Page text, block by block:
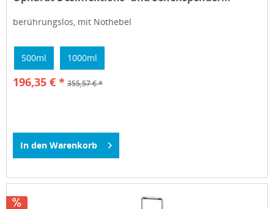
berührungslos, mit Nothebel
500ml 1000ml
196,35 € * 355,57 € *
In den Warenkorb